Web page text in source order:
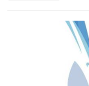
Шимич, Дамир Пекич
Поклека, Горажд Зайц,